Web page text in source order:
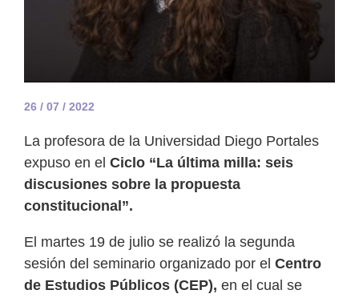
26 / 07 / 2022
La profesora de la Universidad Diego Portales
expuso en el Ciclo “La última milla: seis
discusiones sobre la propuesta
constitucional”.
El martes 19 de julio se realizó la segunda
sesión del seminario organizado por el Centro
de Estudios Públicos (CEP), en el cual se